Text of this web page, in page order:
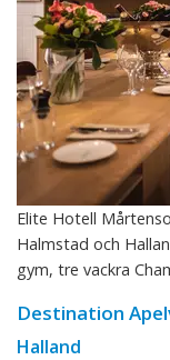
Elite Hotell
Halmstad och
gym, tre vackra
Destination
Halland